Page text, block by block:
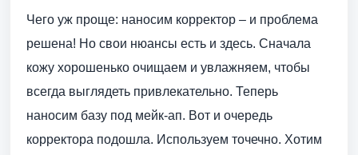
Чего уж проще: наносим корректор – и проблема
решена! Но свои нюансы есть и здесь. Сначала
кожу хорошенько очищаем и увлажняем, чтобы
всегда выглядеть привлекательно. Теперь
наносим базу под мейк-ап. Вот и очередь
корректора подошла. Используем точечно. Хотим